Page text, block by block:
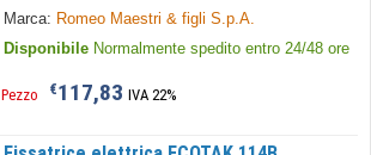
Marca: Romeo Maestri & figli S.p.A.
Disponibile Normalmente spedito entro 24/48 ore
Pezzo €117,83 IVA 22%